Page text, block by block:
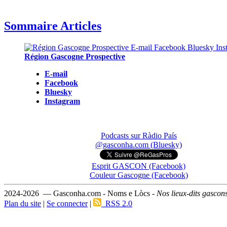
Sommaire Articles
Région Gascogne Prospective
E-mail
Facebook
Bluesky
Instagram
Podcasts sur Ràdio País
@gasconha.com (Bluesky)
Esprit GASCON (Facebook)
Couleur Gascogne (Facebook)
2024-2026 — Gasconha.com - Noms e Lòcs - Nos lieux-dits
Plan du site | Se connecter| RSS 2.0